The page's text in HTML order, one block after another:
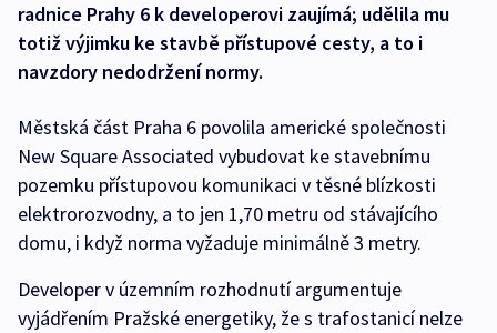
radnice Prahy 6 k developerovi zaujímá; udělila mu
totiž výjimku ke stavbě přístupové cesty, a to i
navzdory nedodržení normy.
Městská část Praha 6 povolila americké společnosti
New Square Associated vybudovat ke stavebnímu
pozemku přístupovou komunikaci v těsné blízkosti
elektrorozvodny, a to jen 1,70 metru od stávajícího
domu, i když norma vyžaduje minimálně 3 metry.
Developer v územním rozhodnutí argumentuje
vyjádřením Pražské energetiky, že s trafostanicí nelze